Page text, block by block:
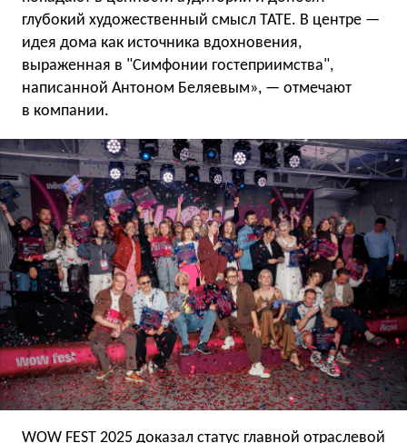
глубокий художественный смысл TATE. В центре —
идея дома как источника вдохновения,
выраженная в "Симфонии гостеприимства",
написанной Антоном Беляевым», — отмечают
в компании.
WOW FEST 2025 доказал статус главной отраслевой